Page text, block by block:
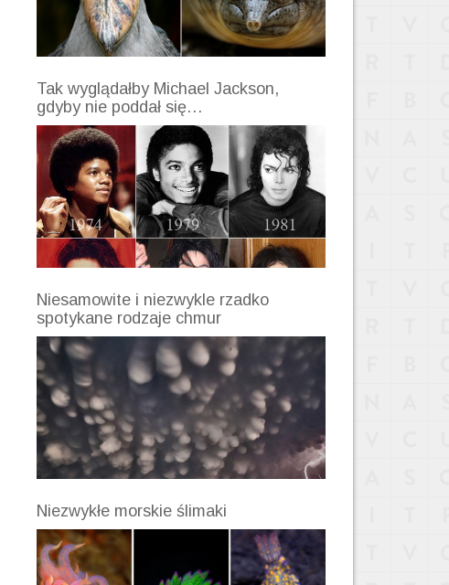
Tak wyglądałby Michael Jackson,
gdyby nie poddał się…
Niesamowite i niezwykle rzadko
spotykane rodzaje chmur
Niezwykłe morskie ślimaki